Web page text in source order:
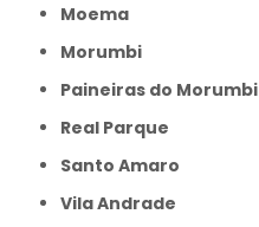
Moema
Morumbi
Paineiras do Morumbi
Real Parque
Santo Amaro
Vila Andrade